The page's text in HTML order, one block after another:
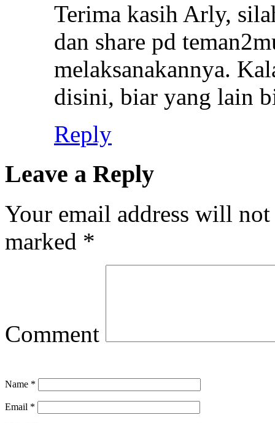
Terima kasih Arly,
dan share pd
melaksanakannya.
disini, biar yang lain
Reply
Leave a Reply
Your email address will
marked *
Comment
Name *
Email *